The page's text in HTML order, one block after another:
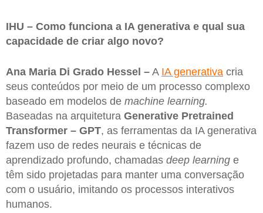
IHU – Como funciona a IA generativa e qual sua
capacidade de criar algo novo?
Ana Maria Di Grado Hessel – A IA generativa cria
seus conteúdos por meio de um processo complexo
baseado em modelos de machine learning.
Baseadas na arquitetura Generative Pretrained
Transformer – GPT, as ferramentas da IA generativa
fazem uso de redes neurais e técnicas de
aprendizado profundo, chamadas deep learning e
têm sido projetadas para manter uma conversação
com o usuário, imitando os processos interativos
humanos.